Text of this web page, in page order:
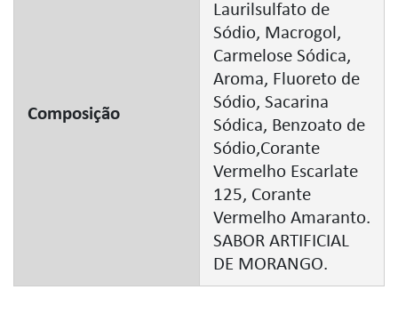
Composição
Laurilsulfato de
Sódio, Macrogol,
Carmelose Sódica,
Aroma, Fluoreto de
Sódio, Sacarina
Sódica, Benzoato de
Sódio,Corante
Vermelho Escarlate
125, Corante
Vermelho Amaranto.
SABOR ARTIFICIAL
DE MORANGO.